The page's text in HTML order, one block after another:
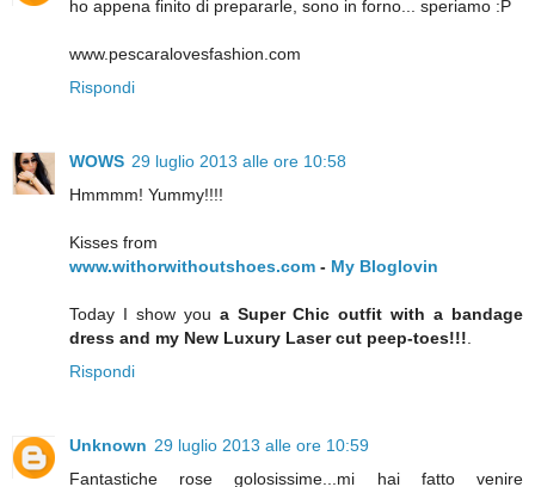
ho appena finito di prepararle, sono in forno... speriamo :P
www.pescaralovesfashion.com
Rispondi
WOWS 29 luglio 2013 alle ore 10:58
Hmmmm! Yummy!!!!
Kisses from
www.withorwithoutshoes.com - My Bloglovin
Today I show you a Super Chic outfit with a bandage
dress and my New Luxury Laser cut peep-toes!!!
Rispondi
Unknown 29 luglio 2013 alle ore 10:59
Fantastiche rose golosissime...mi hai fatto venire